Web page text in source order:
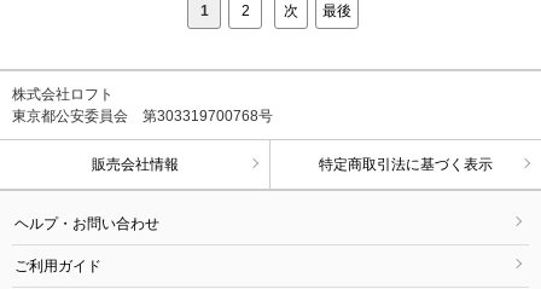
1
2 次 最後
株式会社ロフト
東京都公安委員会 第303319700768号
販売会社情報 特定商取引法に基づく表示
ヘルプ・お問い合わせ
ご利用ガイド